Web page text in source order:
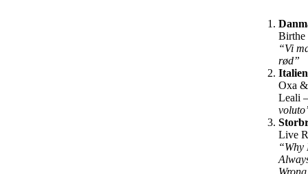
“Vi
rød”
Italien
Oxa
Leali
Live
“Why